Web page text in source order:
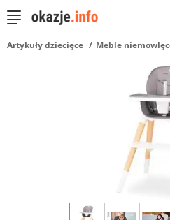
Artykuły dziecięce Meble